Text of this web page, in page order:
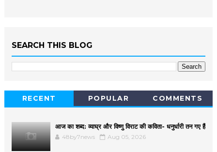
SEARCH THIS BLOG
RECENT POPULAR COMMENTS
आज का शब्द: व्याघ्र और विष्णु विराट की कविता- धनुर्धारी तन गए हैं
48by7news Aug 05, 2026